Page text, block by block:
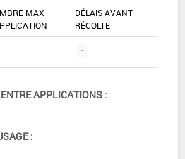
MAX
DÉLAIS AVANT
RÉCOLTE
-
APPLICATIONS :
: